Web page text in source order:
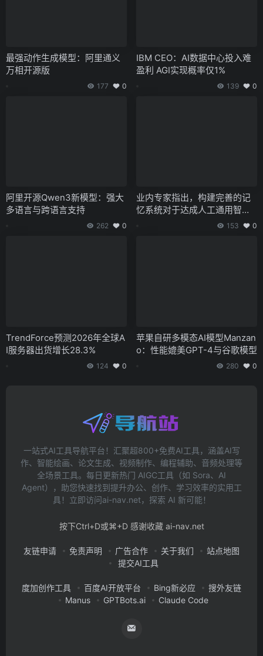
最强动作生成模型：阿里通义
万相开源版
177 0
IBM CEO：AI数据中心投入难
盈利 AGI实现概率仅1%
139 0
阿里开源Qwen3新模型：强大
多语言与跨语言支持
262 0
业内专家指出，构建完善的记
忆系统对于达成人工通用智能
（AGI）的目标至关重要。
153 0
TrendForce预测2026年全球A
I服务器出货增长28.3%
124 0
苹果自研多模态AI模型Manzan
o：性能媲美GPT-4与谷歌模型
280 0
一站式AI工具导航平台！汇聚超800+免费AI工具，涵盖AI写
作、智能绘画、论文生成、视频制作、编程辅助、音频处理等
全场景工具。每日更新热门 AIGC工具（如 Sora、AI
Agent），助您快速找到提升办公、创作、学习效率的实用工
具！立即访问ai-nav.net，探索 AI 新可能！
按下Ctrl+D或⌘+D 感谢收藏 ai-nav.net
友链申请 免责声明 广告合作 关于我们
站点地图
提交AI工具
度加创作工具 百度AI开放平台 Bing新必应
搜外友链
Manus
GPTBots.ai Claude Code